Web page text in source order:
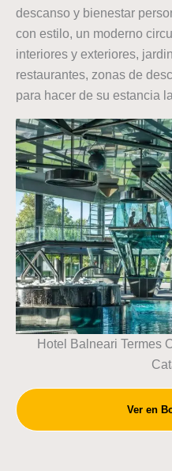
descanso y bienestar
con estilo, un moderno
interiores y exteriores,
restaurantes, zonas de
para hacer de su estancia
Hotel Balneari Termes
Ver en